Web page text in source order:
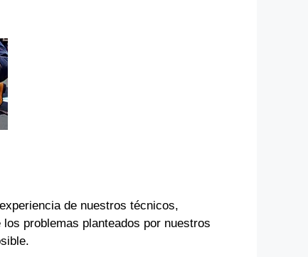
de nuestros técnicos,
problemas planteados por nuestros